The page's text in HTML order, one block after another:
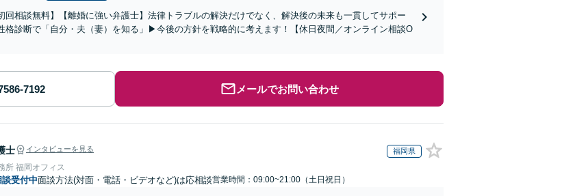
回相談無料】【離婚に強い弁護士】法律トラブルの解決だけでなく、解決後の未来も一貫してサポー
格診断で「自分・夫（妻）を知る」▶︎今後の方針を戦略的に考えます！【休日夜間／オンライン相談O
メールでお問い合わせ
士 インタビューを見る 福岡県
所 福岡オフィス
受付中面談方法(対面・電話・ビデオなど)は応相談営業時間：09:00~21:00（土日祝日）